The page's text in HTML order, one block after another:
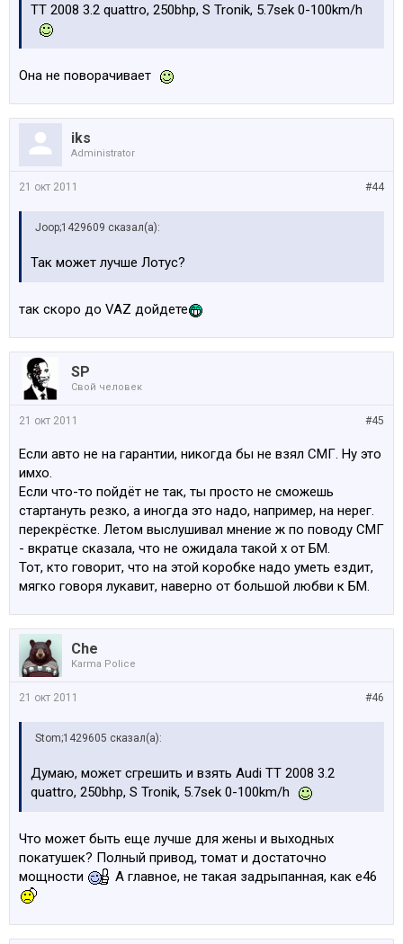
TT 2008 3.2 quattro, 250bhp, S Tronik, 5.7sek 0-100km/h
Она не поворачивает
iks
Administrator
#44
21 окт 2011
Joop;1429609 сказал(а):
Так может лучше Лотус?
так скоро до VAZ дойдете
SP
Свой человек
#45
21 окт 2011
Если авто не на гарантии, никогда бы не взял СМГ. Ну это
имхо.
Если что-то пойдёт не так, ты просто не сможешь
стартануть резко, а иногда это надо, например, на нерег.
перекрёстке. Летом выслушивал мнение ж по поводу СМГ
- вкратце сказала, что не ожидала такой х от БМ.
Тот, кто говорит, что на этой коробке надо уметь ездит,
мягко говоря лукавит, наверно от большой любви к БМ.
Che
Karma Police
#46
21 окт 2011
Stom;1429605 сказал(а):
Думаю, может сгрешить и взять Audi TT 2008 3.2
quattro, 250bhp, S Tronik, 5.7sek 0-100km/h
Что может быть еще лучше для жены и выходных
покатушек? Полный привод, томат и достаточно
мощности
А главное, не такая задрыпанная, как е46